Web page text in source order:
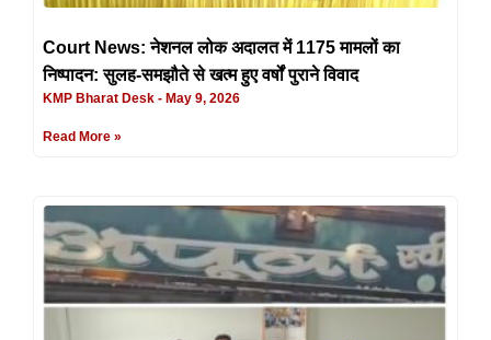
Court News: नेशनल लोक अदालत में 1175 मामलों का
निष्पादन: सुलह-समझौते से खत्म हुए वर्षों पुराने विवाद
KMP Bharat Desk May 9, 2026
Read More »